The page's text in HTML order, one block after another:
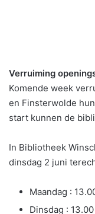
Verruiming
Komende week
en Finsterwolde
start kunnen de
In Bibliotheek
dinsdag 2 juni
Maandag :
Dinsdag :